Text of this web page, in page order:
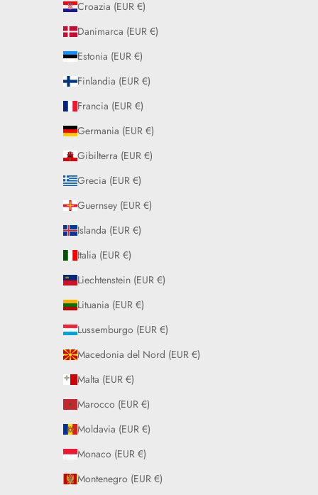
Croazia (EUR €)
Danimarca (EUR €)
Estonia (EUR €)
Finlandia (EUR €)
Francia (EUR €)
Germania (EUR €)
Gibilterra (EUR €)
Grecia (EUR €)
Guernsey (EUR €)
Islanda (EUR €)
Italia (EUR €)
Liechtenstein (EUR €)
Lituania (EUR €)
Lussemburgo (EUR €)
Macedonia del Nord (EUR €)
Malta (EUR €)
Marocco (EUR €)
Moldavia (EUR €)
Monaco (EUR €)
Montenegro (EUR €)